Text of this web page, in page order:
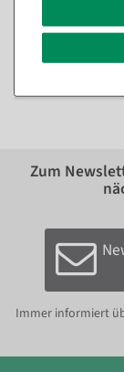
In
ab 5,89
Zum
Immer informiert